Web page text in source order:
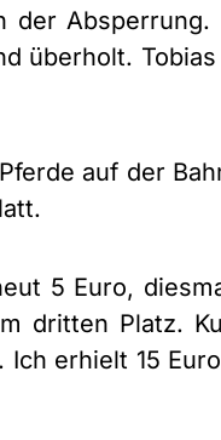
der
überholt.
auf der
5 Euro,
dritten Platz.
erhielt 15